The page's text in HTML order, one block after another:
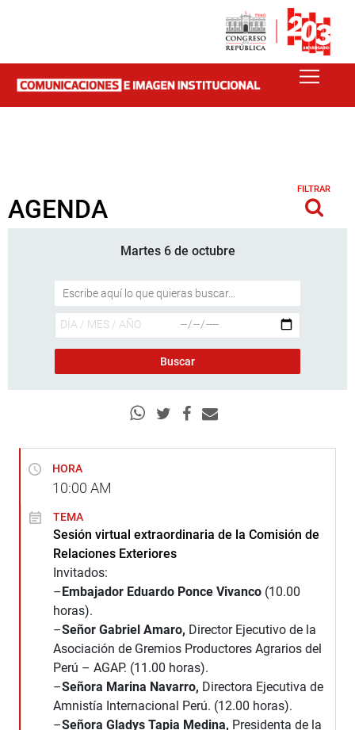
AGENDA
FILTRAR
Martes 6 de octubre
HORA
10:00 AM
TEMA
Sesión virtual extraordinaria de la Comisión de
Relaciones Exteriores
Invitados:
–Embajador Eduardo Ponce Vivanco (10.00
horas).
–Señor Gabriel Amaro, Director Ejecutivo de la
Asociación de Gremios Productores Agrarios del
Perú – AGAP. (11.00 horas).
–Señora Marina Navarro, Directora Ejecutiva de
Amnistía Internacional Perú. (12.00 horas).
–Señora Gladys Tapia Medina, Presidenta de la